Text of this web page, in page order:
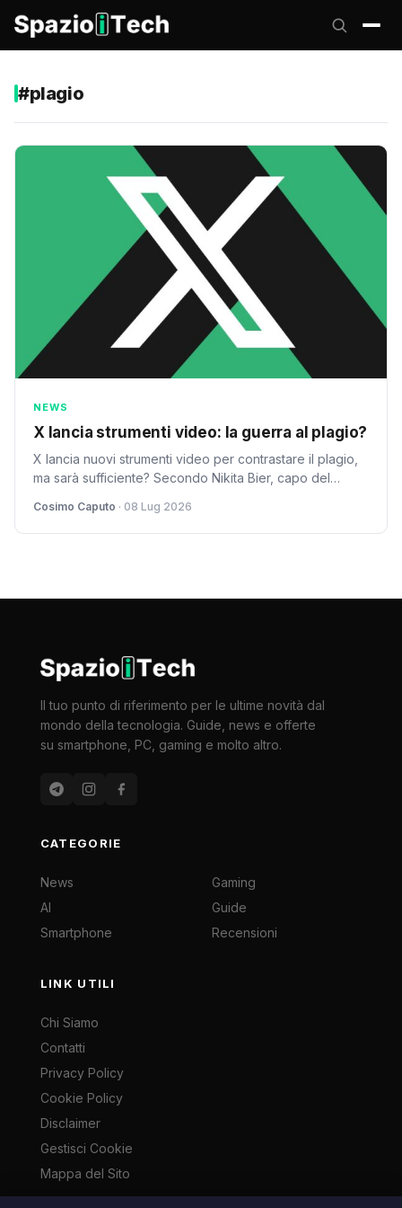
#plagio
NEWS
X lancia strumenti video: la guerra al plagio?
X lancia nuovi strumenti video per contrastare il plagio,
ma sarà sufficiente? Secondo Nikita Bier, capo del
cambiare la scena dei social network.
Cosimo Caputo · 08 Lug 2026
Il tuo punto di riferimento per le ultime novità dal
mondo della tecnologia. Guide, news e offerte
su smartphone, PC, gaming e molto altro.
CATEGORIE
News
AI
Smartphone
Gaming
Guide
Recensioni
LINK UTILI
Chi Siamo
Contatti
Privacy Policy
Cookie Policy
Disclaimer
Gestisci Cookie
Mappa del Sito